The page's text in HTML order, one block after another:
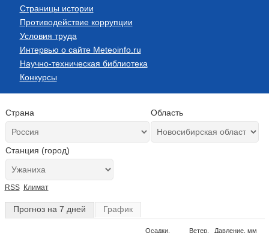
Страницы истории
Противодействие коррупции
Условия труда
Интервью о сайте Meteoinfo.ru
Научно-техническая библиотека
Конкурсы
Страна Область
Станция (город)
RSS Климат
Прогноз на 7 дней График
Осадки,
Ветер,
Давление, мм